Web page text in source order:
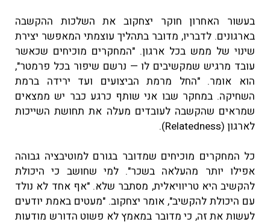
בעשור האחרון חוקר יצחקוב את השלכות ההקשבה
בארגונים. לדבריו, מדובר בתהליך עוצמתי המאפשר יצירת
שינוי של ממש בכל ארגון. "המחקרים מוכיחים שכאשר
עובד מרגיש שמקשיבים לו — נרשם שיפור בכל פרמטר",
הוא אומר. "החל מרמת הביצועים ועד ירידה ברמת
השחיקה. במחקר שבו אני שותף כרגע כבר יש ממצאים
שמראים שהקשבה לעובדים מעלה את תחושת השייכות
לארגון (Relatedness).
כל המחקרים מוכיחים שמדובר בגורם למוטיבציה גבוהה
אפילו יותר מהעלאה בשכר".למי שחושב כי היכולת
להקשיב היא טריוויאלית, מסתבר שלא. "אף אחד לא נולד
עם היכולת להקשיב", אומר יצחקוב. "מעטים באמת יודעים
לעשות את זה, כי מדובר במאמץלא פשוט הדורש מודעות